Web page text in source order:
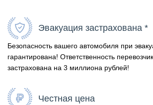
Эвакуация застрахована *
Безопасность вашего автомобиля при
гарантирована! Ответственность
застрахована на 3 миллиона рублей!
Честная цена